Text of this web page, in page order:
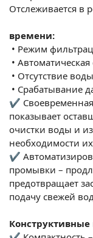
Отслеживается в
времени:
• Режим
•
• Отсутствие
• Срабатывание
✔ Своевременная
показывает
очистки воды и
необходимости
✔
промывки –
предотвращает
подачу свежей